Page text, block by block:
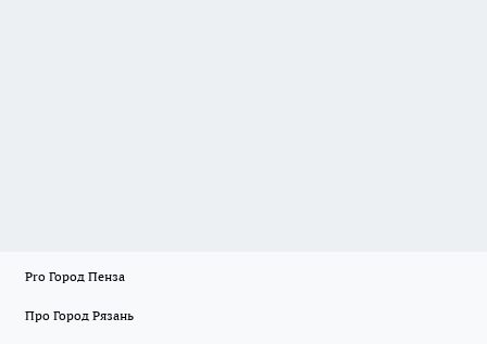
Pro Город Пенза
Про Город Рязань